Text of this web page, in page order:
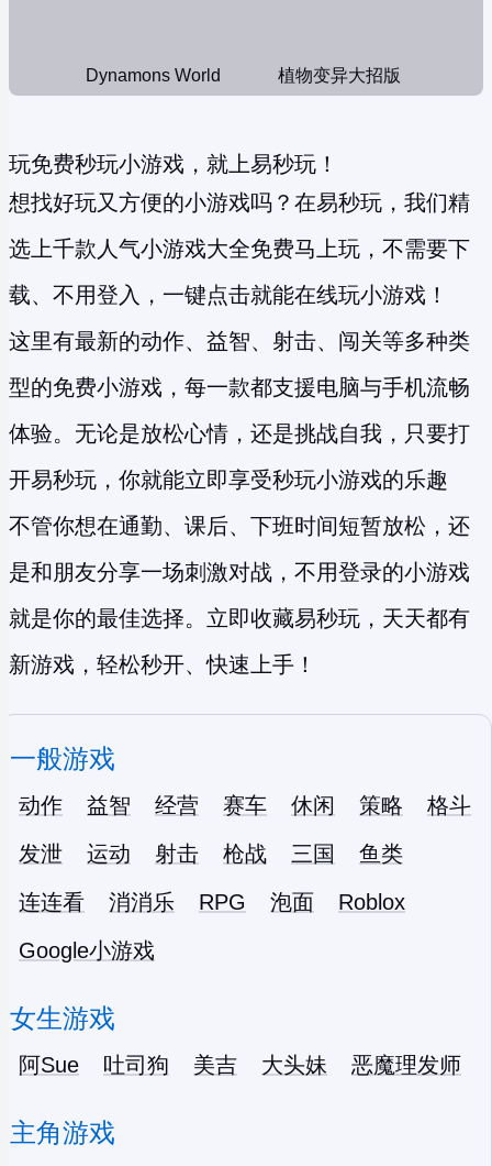
Dynamons World 植物变异大招版
玩免费秒玩小游戏，就上易秒玩！
想找好玩又方便的小游戏吗？在易秒玩，我们精
选上千款人气小游戏大全免费马上玩，不需要下
载、不用登入，一键点击就能在线玩小游戏！
这里有最新的动作、益智、射击、闯关等多种类
型的免费小游戏 ，每一款都支援电脑与手机流畅
体验。无论是放松心情，还是挑战自我，只要打
开易秒玩，你就能立即享受秒玩小游戏的乐趣
不管你想在通勤、课后、下班时间短暂放松，还
是和朋友分享一场刺激对战，不用登录的小游戏
就是你的最佳选择。立即收藏易秒玩，天天都有
新游戏，轻松秒开、快速上手！
一般游戏
动作 益智 经营 赛车 休闲 策略
格斗
发泄
运动 射击 枪战 三国
鱼类
连连看
消消乐 RPG 泡面
Roblox
Google小游戏
女生游戏
阿Sue 吐司狗 美吉 大头妹 恶魔理发师
主角游戏